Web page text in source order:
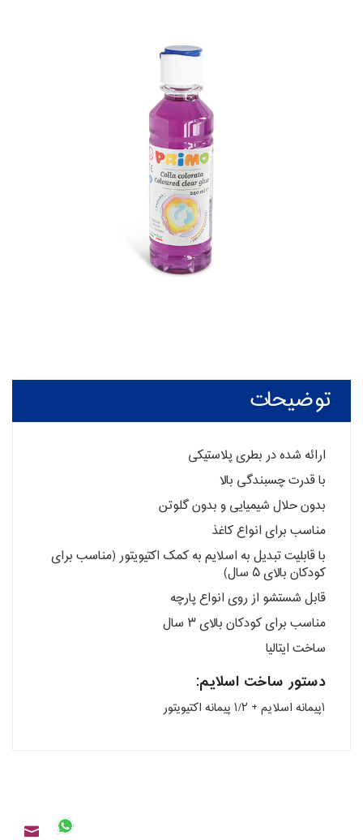
توضیحات
ارائه شده در بطری پلاستیکی
با قدرت چسبندگی بالا
بدون حلال شیمیایی و بدون گلوتن
مناسب برای انواع کاغذ
با قابلیت تبدیل به اسلایم به کمک اکتیویتور (مناسب برای
کودکان بالای ۵ سال)
قابل شستشو از روی انواع پارچه
مناسب برای کودکان بالای ۳ سال
ساخت ایتالیا
دستور ساخت اسلایم:
۱پیمانه اسلایم + ۱/۲ پیمانه اکتیویتور